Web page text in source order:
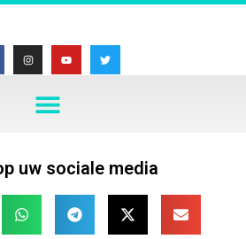
uw sociale media